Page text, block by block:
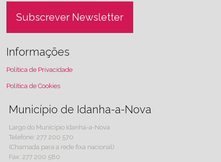
Subscrever Newsletter
Informações
Política de Privacidade
Política de Cookies
Município de Idanha-a-Nova
Largo do Município Idanha-a-Nova
Telefone: 277 200 570
(Chamada para a rede fixa nacional)
Fax: 277 200 580